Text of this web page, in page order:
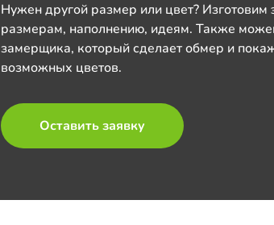
Нужен другой размер или цвет?
размерам, наполнению, идеям. Также
замерщика, который сделает обмер и
возможных цветов.
Оставить заявку